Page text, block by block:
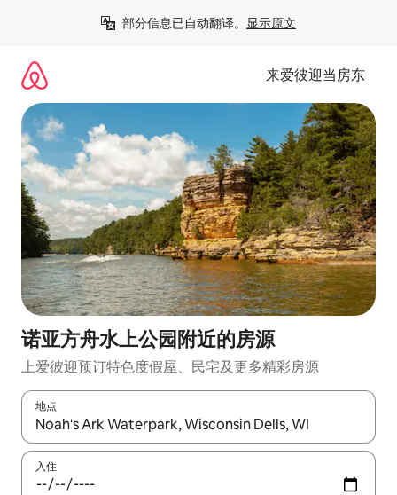
部分信息已自动翻译。 显示原文
来爱彼迎当房东
诺亚方舟水上公园附近的房源
上爱彼迎预订特色度假屋、民宅及更多精彩房源
地点
如有搜索结果，请使用上下方向键查看，或通过点击或滑动手势
入住